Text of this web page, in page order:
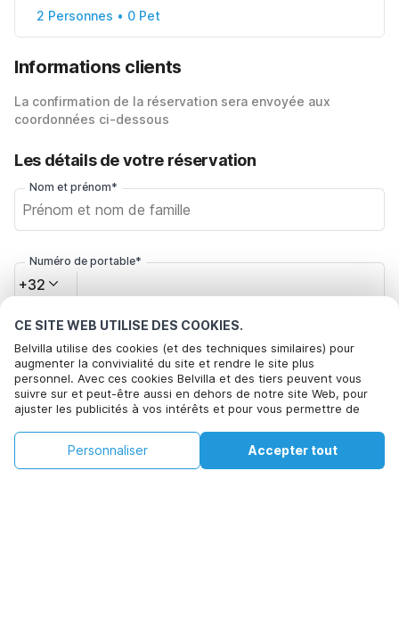
CE SITE WEB UTILISE DES COOKIES.
Belvilla utilise des cookies (et des techniques similaires) pour
augmenter la convivialité du site et rendre le site plus
personnel. Avec ces cookies Belvilla et des tiers peuvent vous
suivre sur et peut-être aussi en dehors de notre site Web, pour
ajuster les publicités à vos intérêts et pour vous permettre de
Accepter, vous acceptez de le faire. Plus d'informations peuvent
être trouvées dans notre
politique de cookie.
Accepter tout
Personnaliser
2 Personnes • 0 Pet
Informations clients
La confirmation de la réservation sera envoyée aux
coordonnées ci-dessous
Les détails de votre réservation
Nom et prénom*
Numéro de portable*
+32
Cliquez ici pour vous désabonner des offres de Belvilla. Vous
pouvez vous désinscrire à tout moment à l'avenir
Voir les disponibilités
€984
+
Voir les disponibilités